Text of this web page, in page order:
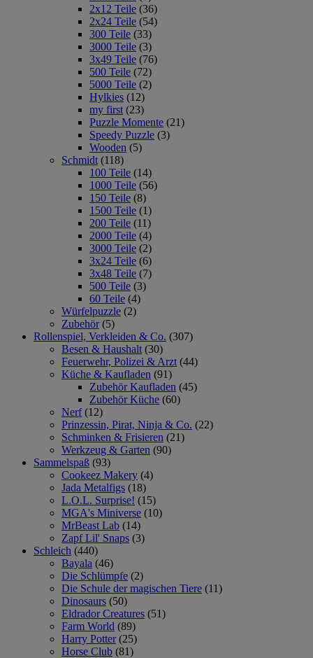
2x12 Teile (36)
2x24 Teile (54)
300 Teile (33)
3000 Teile (3)
3x49 Teile (76)
500 Teile (72)
5000 Teile (2)
Hylkies (12)
my first (23)
Puzzle Momente (21)
Speedy Puzzle (3)
Wooden (5)
Schmidt (118)
100 Teile (14)
1000 Teile (56)
150 Teile (8)
1500 Teile (1)
200 Teile (11)
2000 Teile (4)
3000 Teile (2)
3x24 Teile (6)
3x48 Teile (7)
500 Teile (3)
60 Teile (4)
Würfelpuzzle (2)
Zubehör (5)
Rollenspiel, Verkleiden & Co. (307)
Besen & Haushalt (30)
Feuerwehr, Polizei & Arzt (44)
Küche & Kaufladen (91)
Zubehör Kaufladen (45)
Zubehör Küche (60)
Nerf (12)
Prinzessin, Pirat, Ninja & Co. (22)
Schminken & Frisieren (21)
Werkzeug & Garten (90)
Sammelspaß (93)
Cookeez Makery (4)
Jada Metalfigs (18)
L.O.L. Surprise! (15)
MGA's Miniverse (10)
MrBeast Lab (14)
Zapf Lil' Snaps (3)
Schleich (440)
Bayala (46)
Die Schlümpfe (2)
Die Schule der magischen Tiere (11)
Dinosaurs (50)
Eldrador Creatures (51)
Farm World (89)
Harry Potter (25)
Horse Club (81)